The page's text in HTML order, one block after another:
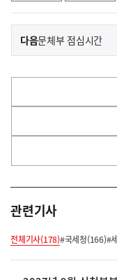
이
전
다
음
다음기
사
문체부 점심시간
관련기사
전체기사(178)#국세청(166)#